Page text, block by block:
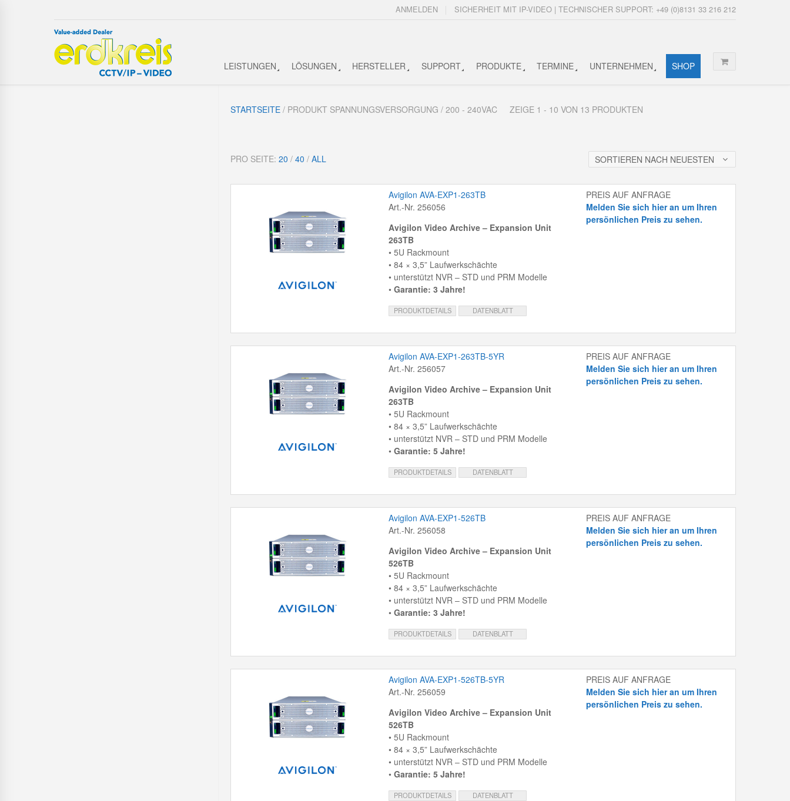
SICHERHEIT MIT IP-VIDEO | TECHNISCHER SUPPORT: +49 (0)8131 33 216 212
ANMELDEN
LEISTUNGEN LÖSUNGEN HERSTELLER SUPPORT PRODUKTE TERMINE UNTERNEHMEN SHOP
STARTSEITE / PRODUKT SPANNUNGSVERSORGUNG / 200 - 240VAC ZEIGE 1 - 10 VON 13 PRODUKTEN
PRO SEITE: 20 / 40 / ALL SORTIEREN NACH NEUESTEN
Avigilon AVA-EXP1-263TB
Art.-Nr. 256056
Avigilon Video Archive – Expansion Unit
263TB
• 5U Rackmount
• 84 × 3,5” Laufwerkschächte
• unterstützt NVR – STD und PRM Modelle
• Garantie: 3 Jahre!
PRODUKTDETAILS DATENBLATT
PREIS AUF ANFRAGE
Melden Sie sich hier an um Ihren
persönlichen Preis zu sehen.
Avigilon AVA-EXP1-263TB-5YR
Art.-Nr. 256057
Avigilon Video Archive – Expansion Unit
263TB
• 5U Rackmount
• 84 × 3,5” Laufwerkschächte
• unterstützt NVR – STD und PRM Modelle
• Garantie: 5 Jahre!
PRODUKTDETAILS DATENBLATT
PREIS AUF ANFRAGE
Melden Sie sich hier an um Ihren
persönlichen Preis zu sehen.
Avigilon AVA-EXP1-526TB
Art.-Nr. 256058
Avigilon Video Archive – Expansion Unit
526TB
• 5U Rackmount
• 84 × 3,5” Laufwerkschächte
• unterstützt NVR – STD und PRM Modelle
• Garantie: 3 Jahre!
PRODUKTDETAILS DATENBLATT
PREIS AUF ANFRAGE
Melden Sie sich hier an um Ihren
persönlichen Preis zu sehen.
Avigilon AVA-EXP1-526TB-5YR
Art.-Nr. 256059
Avigilon Video Archive – Expansion Unit
526TB
• 5U Rackmount
• 84 × 3,5” Laufwerkschächte
• unterstützt NVR – STD und PRM Modelle
• Garantie: 5 Jahre!
PRODUKTDETAILS DATENBLATT
PREIS AUF ANFRAGE
Melden Sie sich hier an um Ihren
persönlichen Preis zu sehen.